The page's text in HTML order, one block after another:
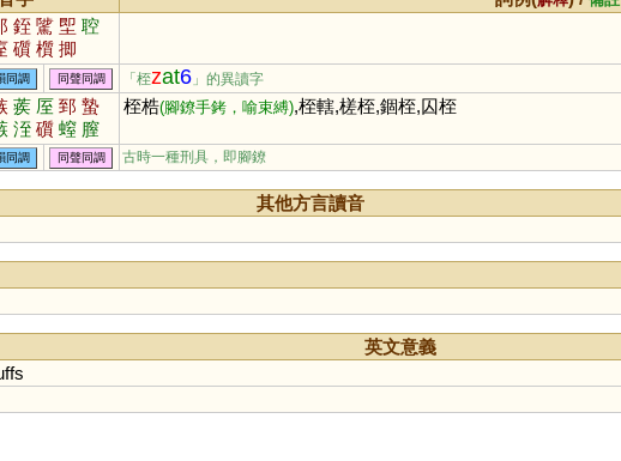
銍 騭 堲 聜
礩 櫍 揤
同調 同聲同調 「桎zat6 」的異讀字
蒺 厔 郅 蟄
洷 礩 螲 膣
桎梏(腳鐐手銬，喻束縛),桎轄,槎桎,錮桎,囚桎
同調 同聲同調 古時一種刑具，即腳鐐
其他方言讀音
英文意義